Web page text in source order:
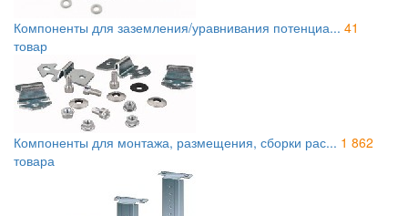
Компоненты для заземления/уравнивания потенциа... 41
товар
Компоненты для монтажа, размещения, сборки рас... 1 862
товара